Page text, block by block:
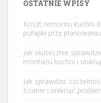
OSTATNIE WPISY
Koszt remontu kuchni
pułapki przy
Jak skutecznie
montażu kuchni i
Jak sprawdzić
ścianie i uniknąć